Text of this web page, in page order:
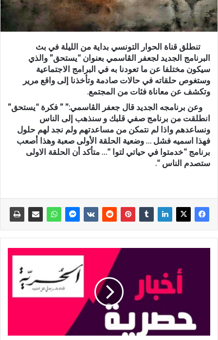
تنطلق قناة الحوار التونسي بداية من الليلة في بث
البرنامج الجديد لجعفر الڨاسمي بعنوان “يستحق” والذي
سيكون مختلفا عن ما تعودنا به في البرامج الاجتماعية
وستغوص حلقاته في حالات صادمة وتأخذنا إلى واقع مرير
وتكشف عن معاناة فئات من المجتمع.
وعن برنامجه الجديد قال جعفر الڨاسمي:” ” فكرة “يستحق”
انطلقت من برنامج صفي قلبك و سنذهب إلى الناس
ونساعدهم واذا لم نتمكن من مساعدتهم ولم نجد لهم حلول
فهذا اسميه فشل … وضعية الحلقة الأولى صعبة وهذا أصعب
برنامج “خدمتوا في حياتي لتوا “… متأكد أن الحلقة الاولى
ستصدم الناس “.